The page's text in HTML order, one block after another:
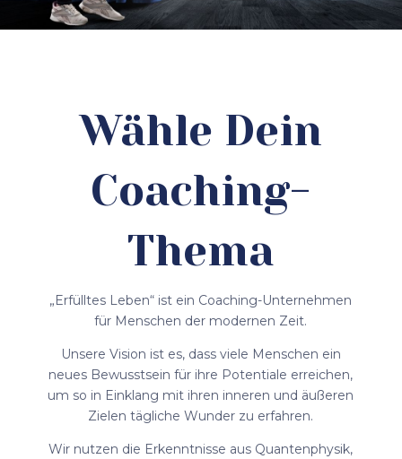
Wähle Dein
Coaching-
Thema
„Erfülltes Leben“ ist ein Coaching-Unternehmen
für Menschen der modernen Zeit.
Unsere Vision ist es, dass viele Menschen ein
neues Bewusstsein für ihre Potentiale erreichen,
um so in Einklang mit ihren inneren und äußeren
Zielen tägliche Wunder zu erfahren.
Wir nutzen die Erkenntnisse aus Quantenphysik,